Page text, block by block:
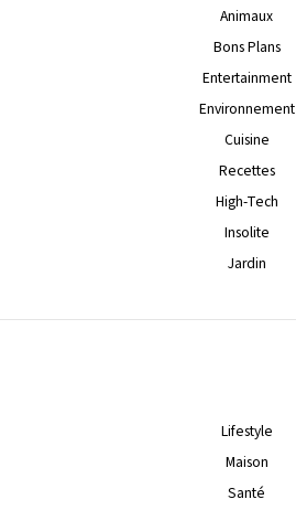
Animaux
Bons Plans
Entertainment
Environnement
Cuisine
Recettes
High-Tech
Insolite
Jardin
Lifestyle
Maison
Santé